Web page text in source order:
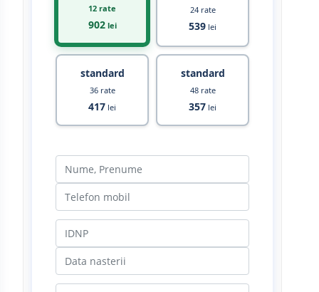
12 rate
902lei
24 rate
539 lei
standard
36 rate
417 lei
standard
48 rate
357 lei